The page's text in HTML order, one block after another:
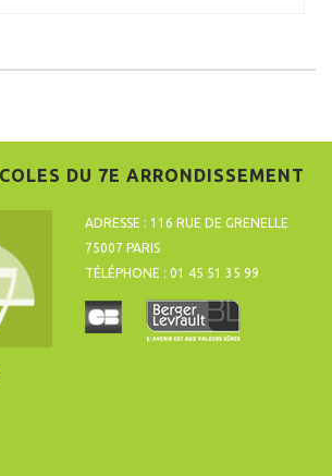
DU 7E ARRONDISSEMENT
ADRESSE : 116 RUE DE GRENELLE
75007 PARIS
TÉLÉPHONE : 01 45 51 35 99